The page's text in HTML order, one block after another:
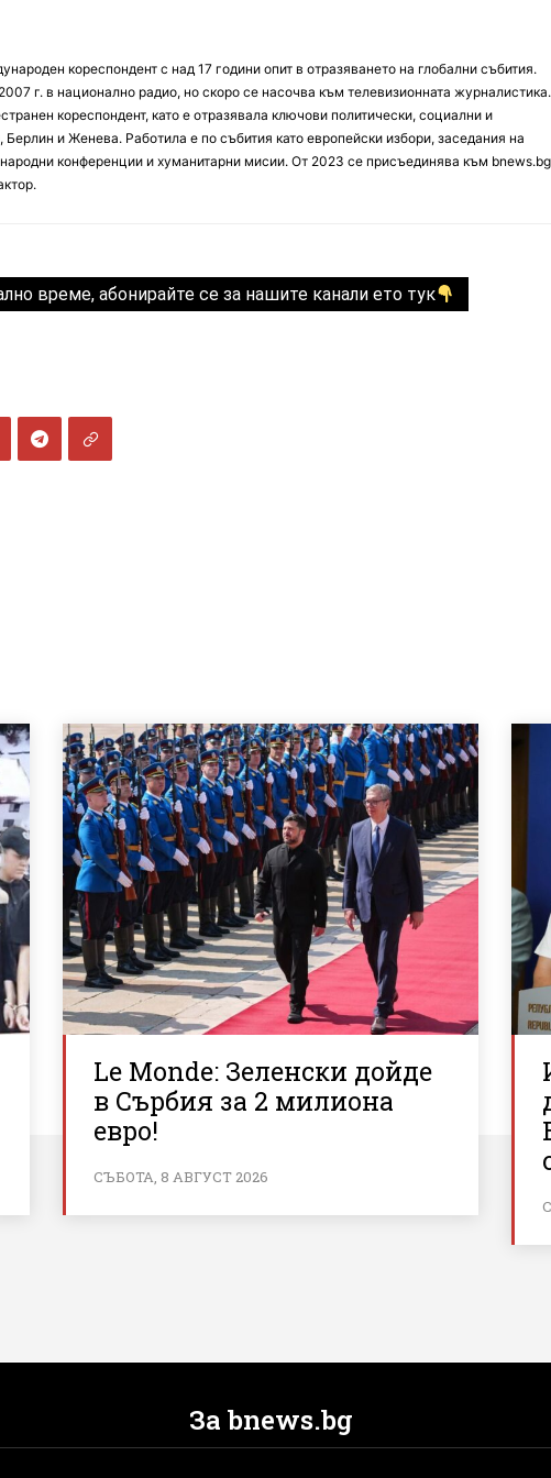
кореспондент с над 17 години опит в отразяването на глобални събития.
г. в национално радио, но скоро се насочва към телевизионната журналистика.
кореспондент, като е отразявала ключови политически, социални и
и Женева. Работила е по събития като европейски избори, заседания на
конференции и хуманитарни мисии. От 2023 се присъединява към
време, абонирайте се за нашите канали ето тук
Le Monde: Зеленски дойде
в Сърбия за 2 милиона
евро!
СЪБОТА, 8 АВГУСТ 2026
За bnews.bg